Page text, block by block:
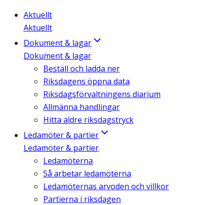
Aktuellt
Aktuellt
Dokument & lagar
Dokument & lagar
Beställ och ladda ner
Riksdagens öppna data
Riksdagsförvaltningens diarium
Allmänna handlingar
Hitta äldre riksdagstryck
Ledamöter & partier
Ledamöter & partier
Ledamöterna
Så arbetar ledamöterna
Ledamöternas arvoden och villkor
Partierna i riksdagen